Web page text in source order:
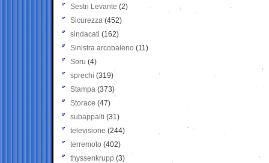
Sestri Levante (2)
Sicurezza (452)
sindacati (162)
Sinistra arcobaleno (11)
Soru (4)
sprechi (319)
Stampa (373)
Storace (47)
subappalti (31)
televisione(244)
terremoto (402)
thyssenkrupp (3)